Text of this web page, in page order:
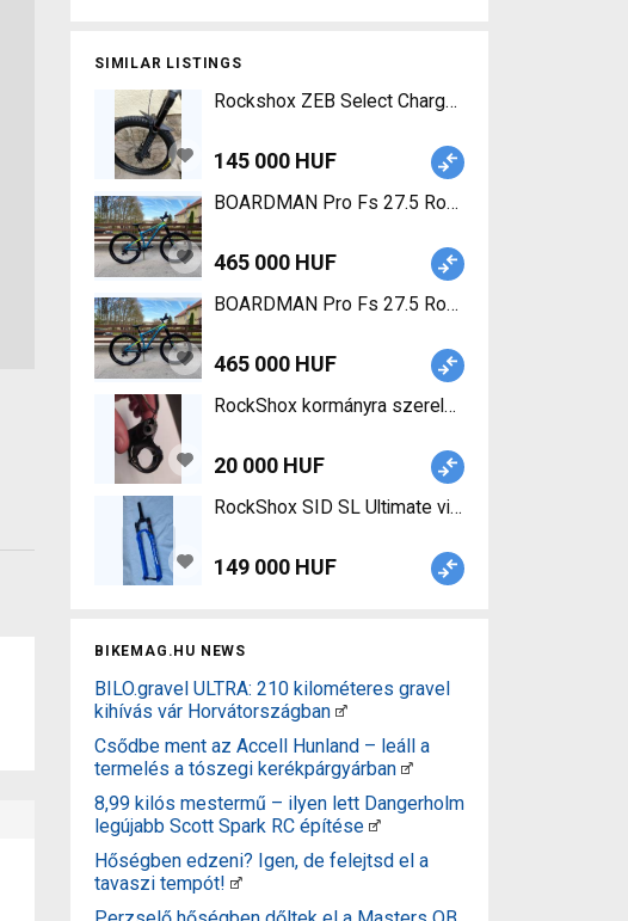
SIMILAR LISTINGS
Rockshox ZEB Select Charger RC 170 27.5
145 000 HUF
BOARDMAN Pro Fs 27.5 Rockshox Pike
465 000 HUF
BOARDMAN Pro Fs 27.5 Rockshox Pike Enduro
465 000 HUF
RockShox kormányra szerelhető Lockout kar
20 000 HUF
RockShox SID SL Ultimate villa eladó RockShox
149 000 HUF
BIKEMAG.HU NEWS
BILO.gravel ULTRA: 210 kilométeres gravel
kihívás vár Horvátországban
Csődbe ment az Accell Hunland – leáll a
termelés a tószegi kerékpárgyárban
8,99 kilós mestermű – ilyen lett Dangerholm
legújabb Scott Spark RC építése
Hőségben edzeni? Igen, de felejtsd el a
tavaszi tempót!